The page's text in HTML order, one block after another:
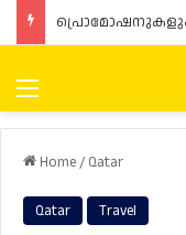
Menu
Home/ Qatar
Qatar Travel